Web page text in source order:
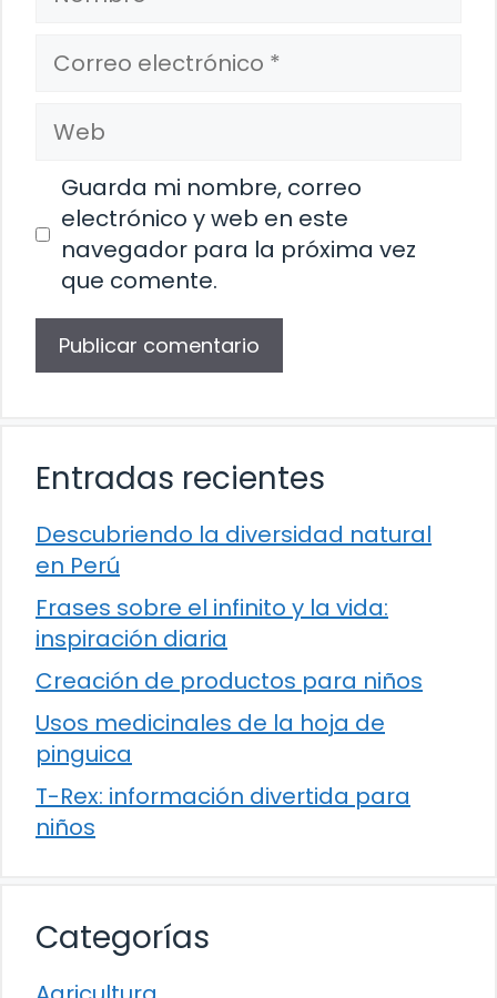
Correo
electrónico
Web
Guarda mi nombre, correo
electrónico y web en este
navegador para la próxima vez
que comente.
Entradas recientes
Descubriendo la diversidad natural
en Perú
Frases sobre el infinito y la vida:
inspiración diaria
Creación de productos para niños
Usos medicinales de la hoja de
pinguica
T-Rex: información divertida para
niños
Categorías